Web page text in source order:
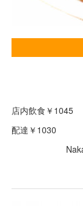
店内飲食￥1045
配達￥1030